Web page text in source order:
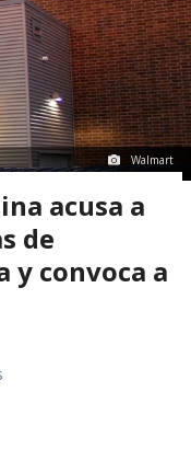
Walmart
acusa a
de
convoca a